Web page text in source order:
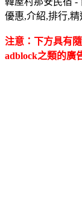
優惠,介紹,排行,
注意：下方具有
adblock之類的廣